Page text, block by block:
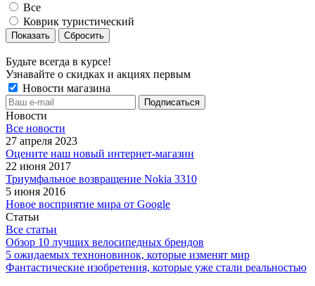
Все
Коврик туристический
Сбросить
Будьте всегда в курсе!
Узнавайте о скидках и акциях первым
Новости магазина
Новости
Все новости
27 апреля 2023
Оцените наш новый интернет-магазин
22 июня 2017
Триумфальное возвращение Nokia 3310
5 июня 2016
Новое восприятие мира от Google
Статьи
Все статьи
Обзор 10 лучших велосипедных брендов
5 ожидаемых техноновинок, которые изменят мир
Фантастические изобретения, которые уже стали реальностью